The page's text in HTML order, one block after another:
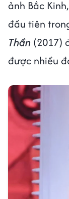
ảnh Bắc
đầu tiên
Thần (2017)
được nhiều